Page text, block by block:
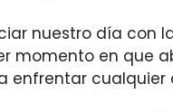
nuestro día con
momento en que
enfrentar